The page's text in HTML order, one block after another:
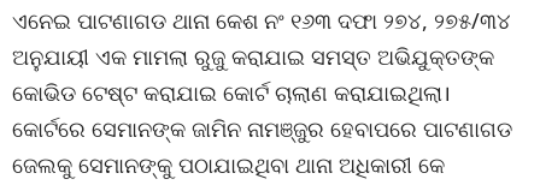
ଏନେଇ ପାଟଣାଗଡ ଥାନା କେଶ ନଂ ୧୬୩ ଦଫା ୨୭୪, ୨୭୫/୩୪
ଅନୁଯାୟୀ ଏକ ମାମଲା ରୁଜୁ କରାଯାଇ ସମସ୍ତ ଅଭିଯୁକ୍ତଙ୍କ
କୋଭିଡ ଟେଷ୍ଟ କରାଯାଇ କୋର୍ଟ ଚାଲାଣ କରାଯାଇଥିଲା।
କୋର୍ଟରେ ସେମାନଙ୍କ ଜାମିନ ନାମଞ୍ଜୁର ହେବାପରେ ପାଟଣାଗଡ
ଜେଲକୁ ସେମାନଙ୍କୁ ପଠାଯାଇଥିବା ଥାନା ଅଧିକାରୀ କେ